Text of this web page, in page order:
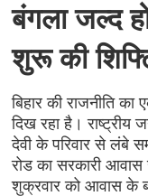
बंगला जल्द
शुरू की
बिहार की राजनीति
दिख रहा है। राष्ट्रीय
देवी के परिवार से लंबे
रोड का सरकारी आवास
शुक्रवार को आवास के